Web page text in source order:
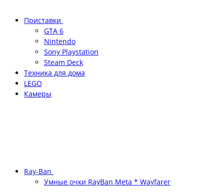
Приставки
GTA 6
Nintendo
Sony Playstation
Steam Deck
Техника для дома
LEGO
Камеры
Ray-Ban
Умные очки RayBan Meta * Wayfarer